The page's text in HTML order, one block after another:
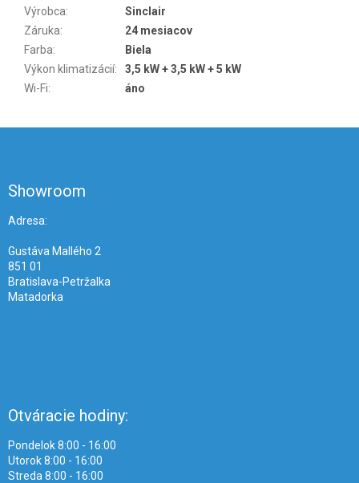
Výrobca:
Sinclair
Záruka:
24 mesiacov
Farba:
Biela
Výkon klimatizácií:
3,5 kW + 3,5 kW + 5 kW
Wi-Fi: áno
Showroom
Adresa:
Gustáva Mallého 2
851 01
Bratislava-Petržalka
Matadorka
Otváracie hodiny:
Pondelok 8:00 - 16:00
Utorok 8:00 - 16:00
Streda 8:00 - 16:00